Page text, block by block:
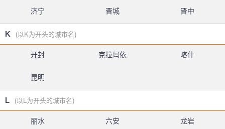
济宁 晋城 晋中
K (以K为开头的城市名)
开封 克拉玛依 喀什
昆明
L (以L为开头的城市名)
丽水 六安 龙岩